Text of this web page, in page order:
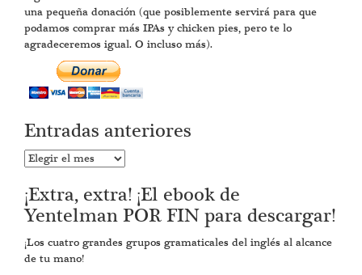
una pequeña donación (que posiblemente servirá para que
podamos comprar más IPAs y chicken pies, pero te lo
agradeceremos igual. O incluso más).
Entradas anteriores
Entradas
¡Extra, extra! ¡El ebook de
Yentelman POR FIN para descargar!
¡Los cuatro grandes grupos gramaticales del inglés al alcance
de tu mano!